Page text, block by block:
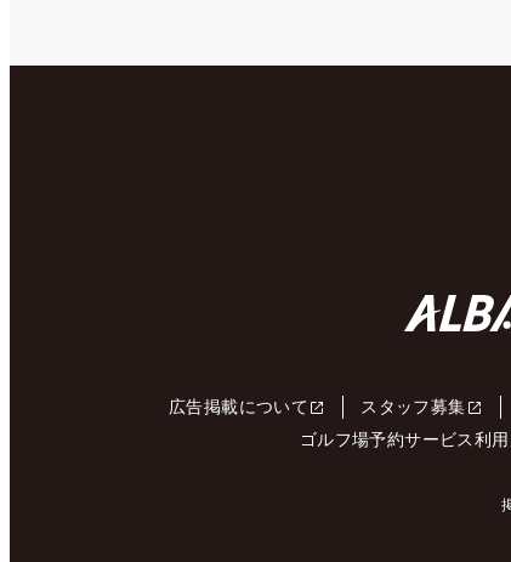
広告掲載について スタッフ募集
ゴルフ場予約サービス利